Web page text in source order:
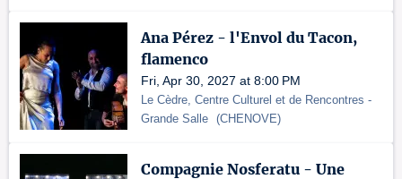
Ana Pérez - l'Envol du Tacon,
flamenco
Fri, Apr 30, 2027 at 8:00 PM
Le Cèdre, Centre Culturel et de Rencontres -
Grande Salle (CHENOVE)
Compagnie Nosferatu - Une